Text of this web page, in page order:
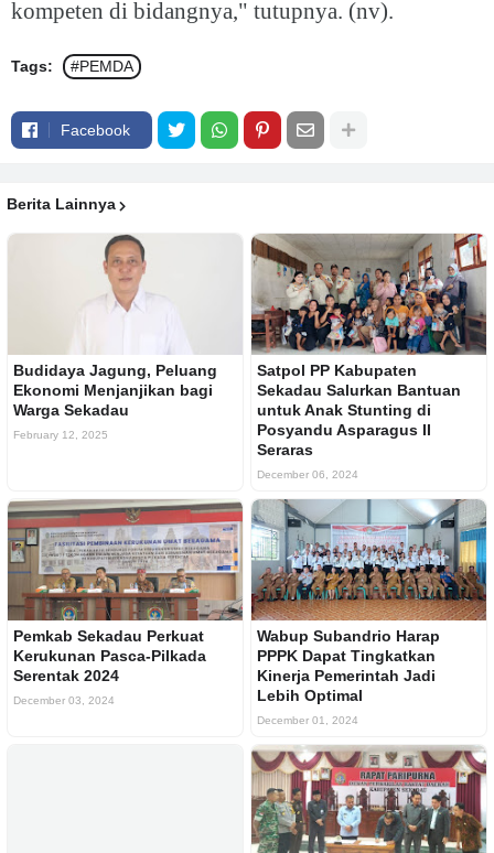
kompeten di bidangnya," tutupnya. (nv).
Tags: #PEMDA
Facebook
Berita Lainnya
Budidaya Jagung, Peluang
Ekonomi Menjanjikan bagi
Warga Sekadau
February 12, 2025
Satpol PP Kabupaten
Sekadau Salurkan Bantuan
untuk Anak Stunting di
Posyandu Asparagus II
Seraras
December 06, 2024
Pemkab Sekadau Perkuat
Kerukunan Pasca-Pilkada
Serentak 2024
December 03, 2024
Wabup Subandrio Harap
PPPK Dapat Tingkatkan
Kinerja Pemerintah Jadi
Lebih Optimal
December 01, 2024